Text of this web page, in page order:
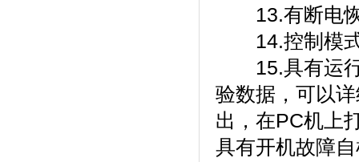
13.有断电恢复
14.控制模式：
15.具有运行界
验数据，可
出，在PC机
具有开机故障自